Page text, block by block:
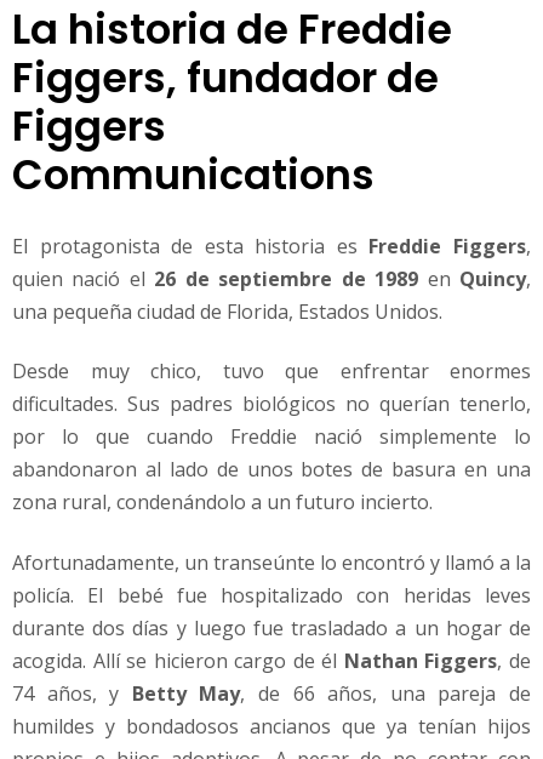
r
s
a
r
i
o
La historia de Freddie
Figgers, fundador de
Figgers
Communications
El protagonista de esta historia es Freddie Figgers,
quien nació el 26 de septiembre de 1989 en Quincy,
una pequeña ciudad de Florida, Estados Unidos.
Desde muy chico, tuvo que enfrentar enormes
dificultades. Sus padres biológicos no querían tenerlo,
por lo que cuando Freddie nació simplemente lo
abandonaron al lado de unos botes de basura en una
zona rural, condenándolo a un futuro incierto.
Afortunadamente, un transeúnte lo encontró y llamó a la
policía. El bebé fue hospitalizado con heridas leves
durante dos días y luego fue trasladado a un hogar de
acogida. Allí se hicieron cargo de él Nathan Figgers, de
74 años, y Betty May, de 66 años, una pareja de
humildes y bondadosos ancianos que ya tenían hijos